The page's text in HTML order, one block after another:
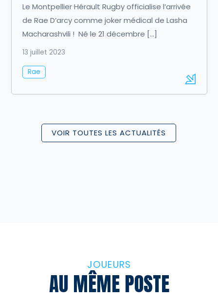
Le Montpellier Hérault Rugby officialise l’arrivée
de Rae D’arcy comme joker médical de Lasha
Macharashvili ! Né le 21 décembre […]
13 juillet 2023
Rae
VOIR TOUTES LES ACTUALITÉS
JOUEURS
AU MÊME POSTE